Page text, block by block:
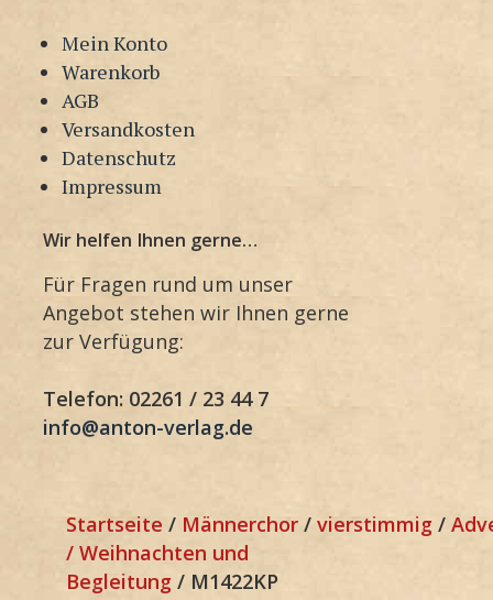
Mein Konto
Warenkorb
AGB
Versandkosten
Datenschutz
Impressum
Wir helfen Ihnen gerne…
Für Fragen rund um unser
Angebot stehen wir Ihnen gerne
zur Verfügung:
Telefon: 02261 / 23 44 7
info@anton-verlag.de
Startseite / Männerchor / vierstimmig /
/ Weihnachten und
Begleitung / M1422KP